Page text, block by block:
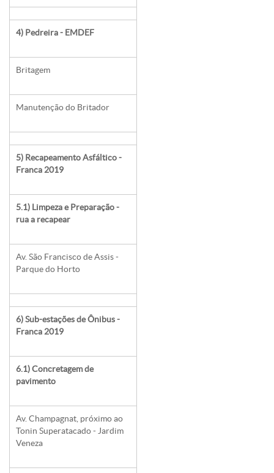
4) Pedreira - EMDEF
Britagem
Manutenção do Britador
5) Recapeamento Asfáltico -
Franca 2019
5.1) Limpeza e Preparação -
rua a recapear
Av. São Francisco de Assis -
Parque do Horto
6) Sub-estações de Ônibus -
Franca 2019
6.1) Concretagem de
pavimento
Av. Champagnat, próximo ao
Tonin Superatacado - Jardim
Veneza